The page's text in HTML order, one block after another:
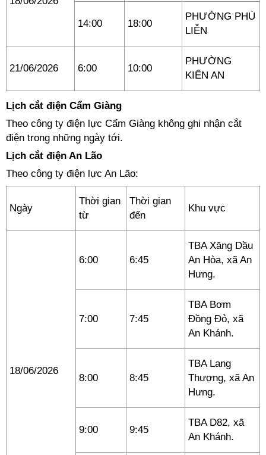
14:00 18:00
PHƯỜNG PHÙ
LIỄN
21/06/2026 6:00 10:00
PHƯỜNG
KIẾN AN
Lịch cắt điện Cẩm Giàng
Theo công ty điện lực Cẩm Giàng không ghi nhận cắt
điện trong những ngày tới.
Lịch cắt điện An Lão
Theo công ty điện lực An Lão:
Ngày
Thời gian
từ
Thời gian
đến
Khu vực
18/06/2026
6:00 6:45
TBA Xăng Dầu
An Hòa, xã An
Hưng.
7:00 7:45
TBA Bơm
Đồng Đỏ, xã
An Khánh.
8:00 8:45
TBA Lang
Thượng, xã An
Hưng.
9:00 9:45
TBA D82, xã
An Khánh.